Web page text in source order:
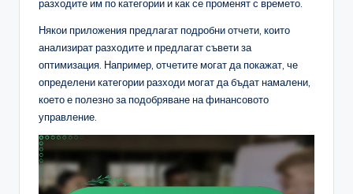
разходите им по категории и как се променят с времето.
Някои приложения предлагат подробни отчети, които
анализират разходите и предлагат съвети за
оптимизация. Например, отчетите могат да покажат, че
определени категории разходи могат да бъдат намалени,
което е полезно за подобряване на финансовото
управление.